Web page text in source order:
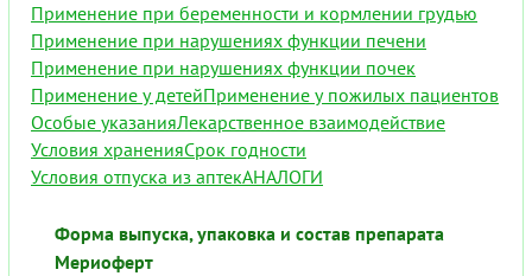
Применение при беременности и кормлении грудью
Применение при нарушениях функции печени
Применение при нарушениях функции почек
Применение у детейПрименение у пожилых пациентов
Особые указанияЛекарственное взаимодействие
Условия храненияСрок годности
Условия отпуска из аптекАНАЛОГИ
Форма выпуска, упаковка и состав препарата
Мериоферт